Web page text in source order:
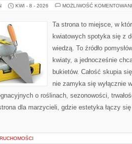
KWI - 8 - 2026 MOŻLIWOŚĆ
Ta strona to miejsce, w
kwiatowych spotyka się z
wiedzą. To źródło
kwiaty, a jednocześnie
bukietów. Całość skupia
nie zamyka się wyłącznie
o roślinach, sezonowości,
dla marzycieli, gdzie estetyka łączy